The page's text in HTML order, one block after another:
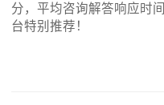
分，平均咨询解答响应时
台特别推荐！